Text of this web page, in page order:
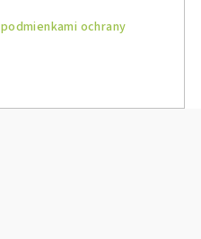
podmienkami ochrany